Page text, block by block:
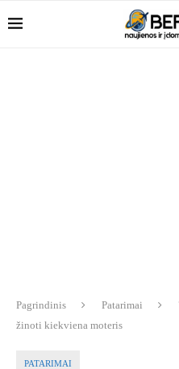
Pagrindinis Patarimai
žinoti kiekviena moteris
PATARIMAI